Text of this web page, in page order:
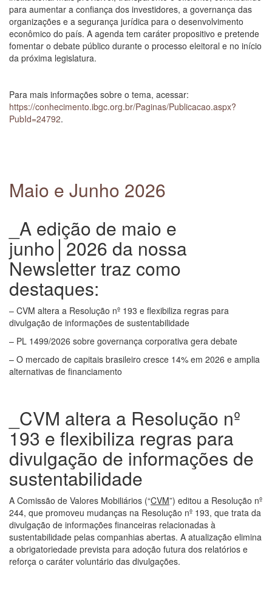
para aumentar a confiança dos investidores, a governança das
organizações e a segurança jurídica para o desenvolvimento
econômico do país. A agenda tem caráter propositivo e pretende
fomentar o debate público durante o processo eleitoral e no início
da próxima legislatura.
Para mais informações sobre o tema, acessar:
https://conhecimento.ibgc.org.br/Paginas/Publicacao.aspx?
PubId=24792.
Maio e Junho 2026
_A edição de maio e
junho│2026 da nossa
Newsletter traz como
destaques:
– CVM altera a Resolução nº 193 e flexibiliza regras para
divulgação de informações de sustentabilidade
– PL 1499/2026 sobre governança corporativa gera debate
– O mercado de capitais brasileiro cresce 14% em 2026 e amplia
alternativas de financiamento
_CVM altera a Resolução nº
193 e flexibiliza regras para
divulgação de informações de
sustentabilidade
A Comissão de Valores Mobiliários (“CVM”) editou a Resolução nº
244, que promoveu mudanças na Resolução nº 193, que trata da
divulgação de informações financeiras relacionadas à
sustentabilidade pelas companhias abertas. A atualização elimina
a obrigatoriedade prevista para adoção futura dos relatórios e
reforça o caráter voluntário das divulgações.